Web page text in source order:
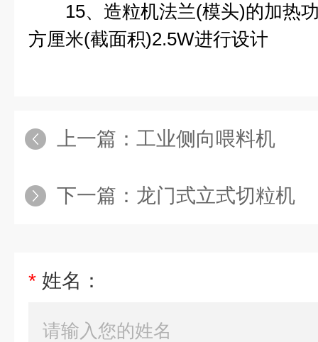
15、造粒机法兰(模头)的加热功
方厘米(截面积)2.5W进行设计
上一篇： 工业侧向喂料机
下一篇： 龙门式立式切粒机
* 姓名：